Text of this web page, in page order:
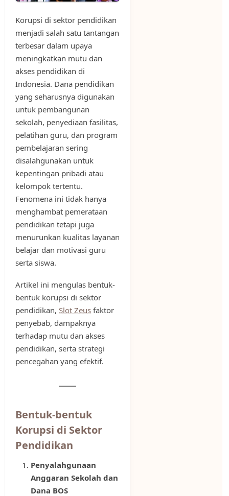
Korupsi di sektor pendidikan
menjadi salah satu tantangan
terbesar dalam upaya
meningkatkan mutu dan
akses pendidikan di
Indonesia. Dana pendidikan
yang seharusnya digunakan
untuk pembangunan
sekolah, penyediaan fasilitas,
pelatihan guru, dan program
pembelajaran sering
disalahgunakan untuk
kepentingan pribadi atau
kelompok tertentu.
Fenomena ini tidak hanya
menghambat pemerataan
pendidikan tetapi juga
menurunkan kualitas layanan
belajar dan motivasi guru
serta siswa.
Artikel ini mengulas bentuk-
bentuk korupsi di sektor
pendidikan, Slot Zeusfaktor
penyebab, dampaknya
terhadap mutu dan akses
pendidikan, serta strategi
pencegahan yang efektif.
Bentuk-bentuk
Korupsi di Sektor
Pendidikan
Penyalahgunaan
Anggaran Sekolah dan
Dana BOS